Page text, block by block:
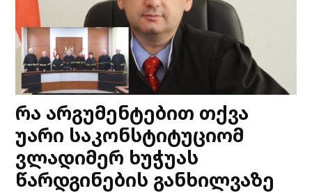
რა არგუმენტებით თქვა
უარი საკონსტიტუციომ
ვლადიმერ ხუჭუას
წარდგინების განხილვაზე